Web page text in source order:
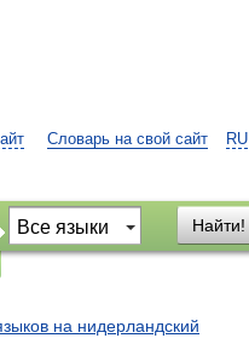
RU
Словарь на свой сайт
Найти!
на нидерландский